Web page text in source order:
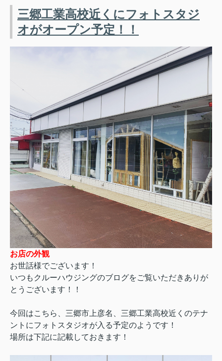
三郷工業高校近くにフォトスタジ
オがオープン予定！！
お店の外観
お世話様でございます！
いつもクルーハウジングのブログをご覧いただきありが
とうございます！！
今回はこちら、三郷市上彦名、三郷工業高校近くのテナ
ントにフォトスタジオが入る予定のようです！
場所は下記に記載しておきます！